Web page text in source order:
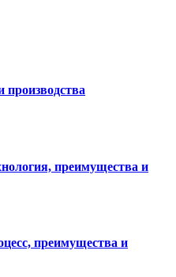
преимущества и
преимущества и